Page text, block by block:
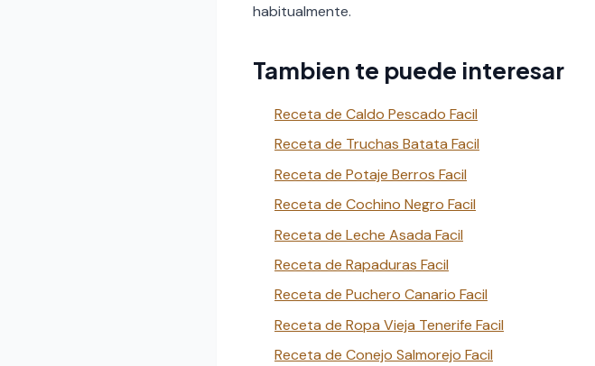
habitualmente.
Tambien te puede interesar
Receta de Caldo Pescado Facil
Receta de Truchas Batata Facil
Receta de Potaje Berros Facil
Receta de Cochino Negro Facil
Receta de Leche Asada Facil
Receta de Rapaduras Facil
Receta de Puchero Canario Facil
Receta de Ropa Vieja Tenerife Facil
Receta de Conejo Salmorejo Facil